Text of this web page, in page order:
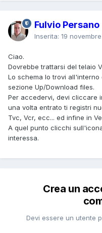
Fulvio Persano
Inserita: 19
Ciao.
Dovrebbe trattarsi del telaio
Lo schema lo trovi all'interno
sezione Up/Download files.
Per accedervi, devi cliccare
una volta entrato ti registri
Tvc, Vcr, ecc... ed infine in
A quel punto clicchi
interessa.
Crea un
Devi essere un utente